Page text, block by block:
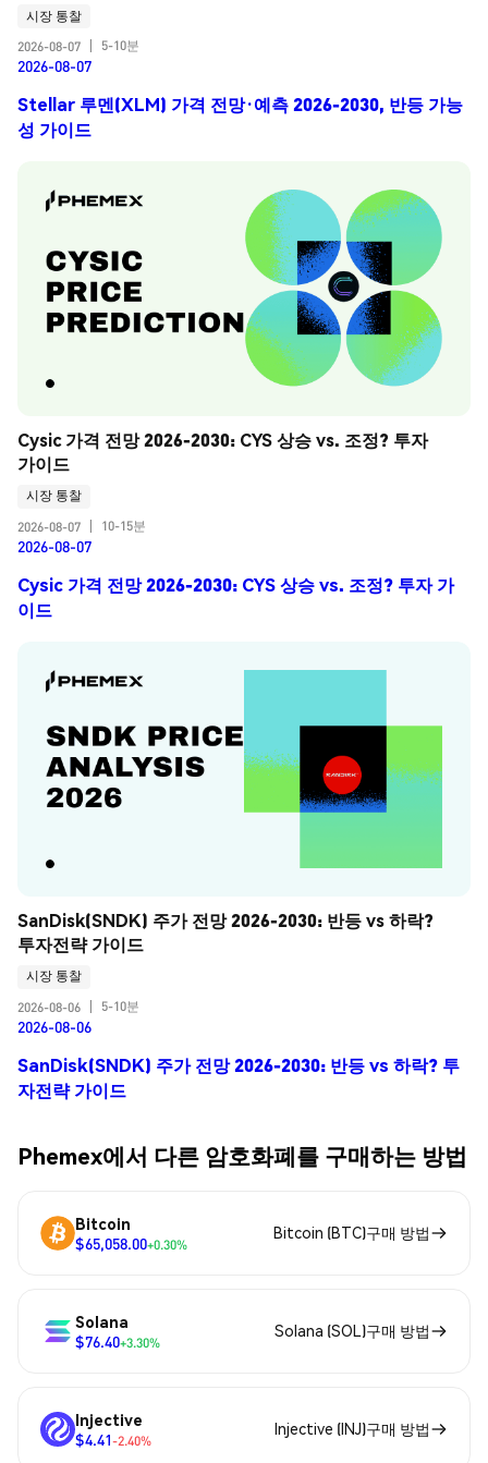
시장 통찰
2026-08-07
5-10분
2026-08-07
Stellar 루멘(XLM) 가격 전망·예측 2026-2030, 반등 가능
성 가이드
Cysic 가격 전망 2026-2030: CYS 상승 vs. 조정? 투자
가이드
시장 통찰
2026-08-07
10-15분
2026-08-07
Cysic 가격 전망 2026-2030: CYS 상승 vs. 조정? 투자 가
이드
SanDisk(SNDK) 주가 전망 2026-2030: 반등 vs 하락?
투자전략 가이드
시장 통찰
2026-08-06
5-10분
2026-08-06
SanDisk(SNDK) 주가 전망 2026-2030: 반등 vs 하락? 투
자전략 가이드
Phemex에서 다른 암호화폐를 구매하는 방법
Bitcoin
$65,058.00+0.30%
Bitcoin (BTC)구매 방법
Solana
$76.40+3.30%
Solana (SOL)구매 방법
Injective
$4.41-2.40%
Injective (INJ)구매 방법